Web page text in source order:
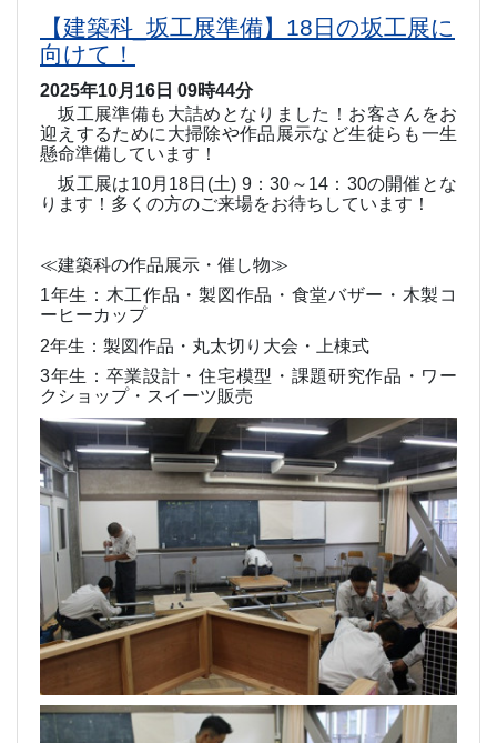
【建築科_坂工展準備】18日の坂工展に
向けて！
2025年10月16日 09時44分
坂工展準備も大詰めとなりました！お客さんをお
迎えするために大掃除や作品展示など生徒らも一生
懸命準備しています！
坂工展は10月 18日 (土) 9：30 ～ 14： 30の開催とな
ります！多くの方のご来場をお待ちしています！
≪建築科の作品展示・催し物≫
1年生：木工作品・製図作品・食堂バザー・木製コ
ーヒーカップ
2年生：製図作品・丸太切り大会・上棟式
3年生：卒業設計・住宅模型・課題研究作品・ワー
クショップ・スイーツ販売